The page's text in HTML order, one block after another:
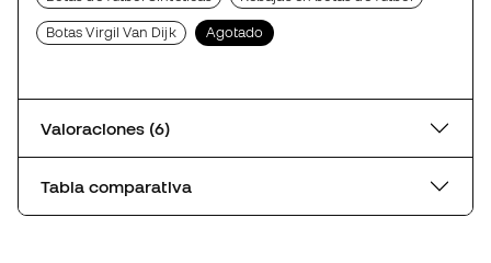
Botas Virgil Van Dijk Agotado
Valoraciones (6)
Tabla comparativa